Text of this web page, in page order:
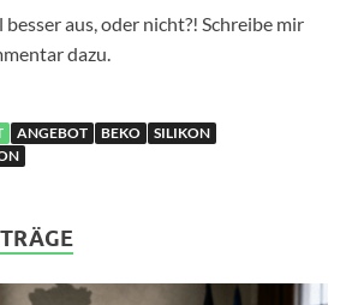
aus, oder nicht?! Schreibe mir
dazu.
ANGEBOT BEKO
SILIKON